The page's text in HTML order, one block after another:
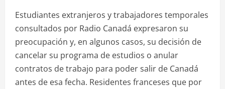
Estudiantes extranjeros y trabajadores temporales
consultados por Radio Canadá expresaron su
preocupación y, en algunos casos, su decisión de
cancelar su programa de estudios o anular
contratos de trabajo para poder salir de Canadá
antes de esa fecha. Residentes franceses que por